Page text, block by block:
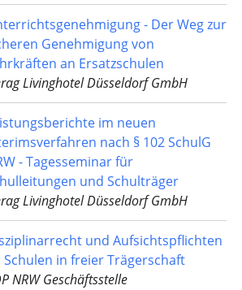
- Der Weg zur
Genehmigung von
an Ersatzschulen
Livinghotel Düsseldorf GmbH
im neuen
nach § 102 SchulG
- Tagesseminar für
und Schulträger
Livinghotel Düsseldorf GmbH
und Aufsichtspflichten
Schulen in freier Trägerschaft
NRW Geschäftsstelle